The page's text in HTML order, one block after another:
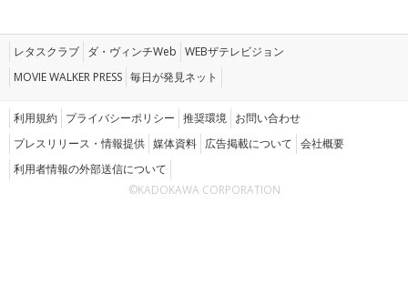
レタスクラブ ダ・ヴィンチWeb WEBザテレビジョン
MOVIE WALKER PRESS 毎日が発見ネット
利用規約 プライバシーポリシー 推奨環境 お問い合わせ
プレスリリース・情報提供 媒体資料 広告掲載について 会社概要
利用者情報の外部送信について
©KADOKAWA CORPORATION